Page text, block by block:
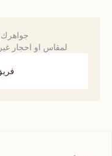
جواهرك
لمقاس او احجار